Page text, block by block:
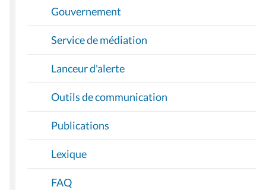
Gouvernement
Service de médiation
Lanceur d'alerte
Outils de communication
Publications
Lexique
FAQ